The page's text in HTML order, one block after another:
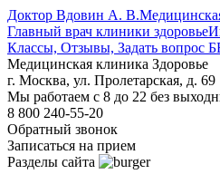
Доктор Вдовин А. В.
Главный врач клиники здоровье
Классы, Отзывы, Задать
Медицинская клиника Здоровье
г. Москва, ул. Пролетарская, д. 69
Мы работаем с 8 до 22 без
8 800 240-55-20
Обратный звонок
Записаться на прием
Разделы сайта